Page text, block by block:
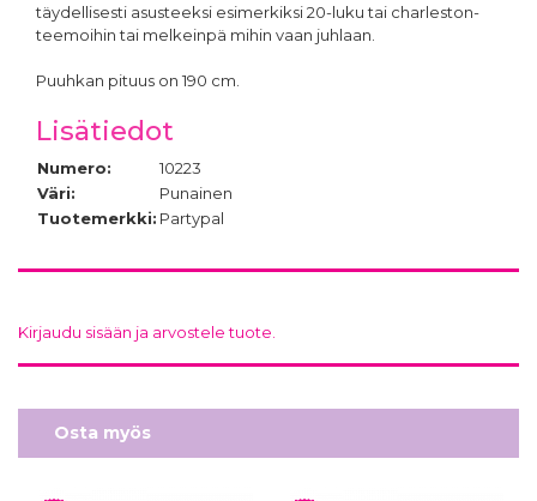
täydellisesti asusteeksi esimerkiksi 20-luku tai charleston-
teemoihin tai melkeinpä mihin vaan juhlaan.
Puuhkan pituus on 190 cm.
Lisätiedot
Numero:
10223
Väri:
Punainen
Tuotemerkki: Partypal
Kirjaudu sisään ja arvostele tuote.
Osta myös